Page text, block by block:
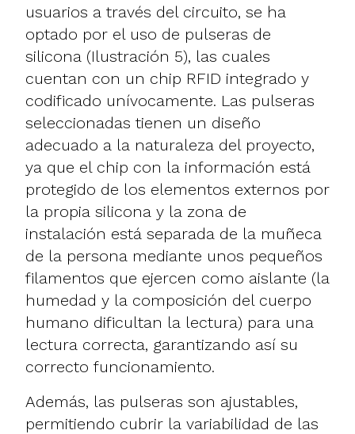
usuarios a través del circuito, se ha
optado por el uso de pulseras de
silicona (Ilustración 5), las cuales
cuentan con un chip RFID integrado y
codificado unívocamente. Las pulseras
seleccionadas tienen un diseño
adecuado a la naturaleza del proyecto,
ya que el chip con la información está
protegido de los elementos externos por
la propia silicona y la zona de
instalación está separada de la muñeca
de la persona mediante unos pequeños
filamentos que ejercen como aislante (la
humedad y la composición del cuerpo
humano dificultan la lectura) para una
lectura correcta, garantizando así su
correcto funcionamiento.
Además, las pulseras son ajustables,
permitiendo cubrir la variabilidad de las